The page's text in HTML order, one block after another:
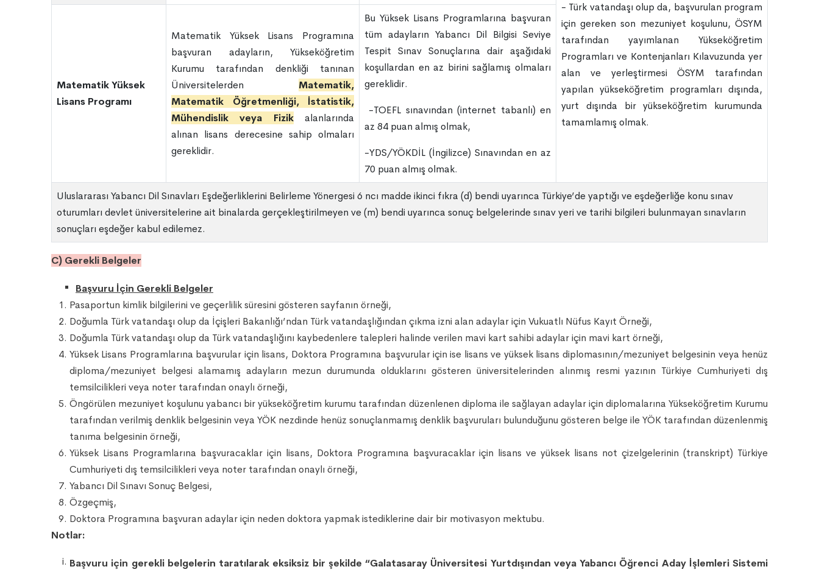
- Türk vatandaşı olup da, başvurulan program
için gereken son mezuniyet koşulunu, ÖSYM
tarafından yayımlanan Yükseköğretim
Programları ve Kontenjanları Kılavuzunda yer
alan ve yerleştirmesi ÖSYM tarafından
yapılan yükseköğretim programları dışında,
yurt dışında bir yükseköğretim kurumunda
tamamlamış olmak.
Matematik Yüksek
Lisans Programı
Matematik Yüksek Lisans Programına
başvuran adayların, Yükseköğretim
Kurumu tarafından denkliği tanınan
Üniversitelerden Matematik,
Matematik Öğretmenliği, İstatistik,
Mühendislik veya Fizikalanlarında
alınan lisans derecesine sahip olmaları
gereklidir.
Bu Yüksek Lisans Programlarına başvuran
tüm adayların Yabancı Dil Bilgisi Seviye
Tespit Sınav Sonuçlarına dair aşağıdaki
koşullardan en az birini sağlamış olmaları
gereklidir.
-TOEFL sınavından (internet tabanlı) en
az 84 puan almış olmak,
-YDS/YÖKDİL (İngilizce) Sınavından en az
70 puan almış olmak.
Uluslararası Yabancı Dil Sınavları Eşdeğerliklerini Belirleme Yönergesi 6 ncı madde ikinci fıkra (d) bendi uyarınca Türkiye’de yaptığı ve eşdeğerliğe konu sınav
oturumları devlet üniversitelerine ait binalarda gerçekleştirilmeyen ve (m) bendi uyarınca sonuç belgelerinde sınav yeri ve tarihi bilgileri bulunmayan sınavların
sonuçları eşdeğer kabul edilemez.
C) Gerekli Belgeler
Başvuru İçin Gerekli Belgeler
Pasaportun kimlik bilgilerini ve geçerlilik süresini gösteren sayfanın örneği,
Doğumla Türk vatandaşı olup da İçişleri Bakanlığı’ndan Türk vatandaşlığından çıkma izni alan adaylar için Vukuatlı Nüfus Kayıt Örneği,
Doğumla Türk vatandaşı olup da Türk vatandaşlığını kaybedenlere talepleri halinde verilen mavi kart sahibi adaylar için mavi kart örneği,
Yüksek Lisans Programlarına başvurular için lisans, Doktora Programına başvurular için ise lisans ve yüksek lisans diplomasının/mezuniyet belgesinin veya henüz
diploma/mezuniyet belgesi alamamış adayların mezun durumunda olduklarını gösteren üniversitelerinden alınmış resmi yazının Türkiye Cumhuriyeti dış
temsilcilikleri veya noter tarafından onaylı örneği,
Öngörülen mezuniyet koşulunu yabancı bir yükseköğretim kurumu tarafından düzenlenen diploma ile sağlayan adaylar için diplomalarına Yükseköğretim Kurumu
tarafından verilmiş denklik belgesinin veya YÖK nezdinde henüz sonuçlanmamış denklik başvuruları bulunduğunu gösteren belge ile YÖK tarafından düzenlenmiş
tanıma belgesinin örneği,
Yüksek Lisans Programlarına başvuracaklar için lisans, Doktora Programına başvuracaklar için lisans ve yüksek lisans not çizelgelerinin (transkript) Türkiye
Cumhuriyeti dış temsilcilikleri veya noter tarafından onaylı örneği,
Yabancı Dil Sınavı Sonuç Belgesi,
Özgeçmiş,
Doktora Programına başvuran adaylar için neden doktora yapmak istediklerine dair bir motivasyon mektubu.
Notlar:
Başvuru için gerekli belgelerin taratılarak eksiksiz bir şekilde “Galatasaray Üniversitesi Yurtdışından veya Yabancı Öğrenci Aday İşlemleri Sistemi